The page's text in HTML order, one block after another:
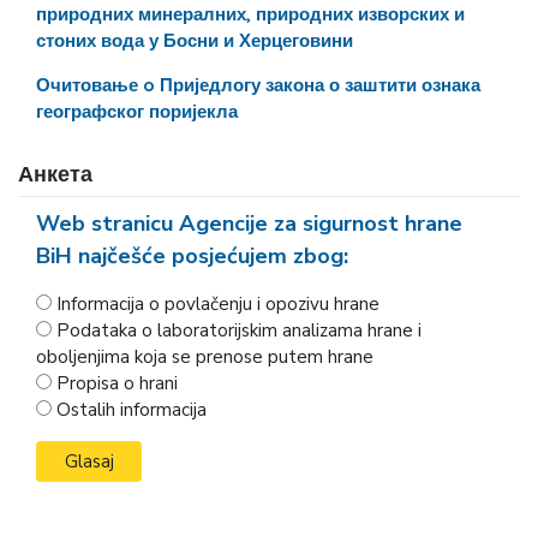
природних минералних, природних изворских и
стоних вода у Босни и Херцеговини
Очитовање o Приједлогу закона о заштити ознака
географског поријекла
Анкета
Web stranicu Agencije za sigurnost hrane
BiH najčešće posjećujem zbog:
Informacija o povlačenju i opozivu hrane
Podataka o laboratorijskim analizama hrane i
oboljenjima koja se prenose putem hrane
Propisa o hrani
Ostalih informacija